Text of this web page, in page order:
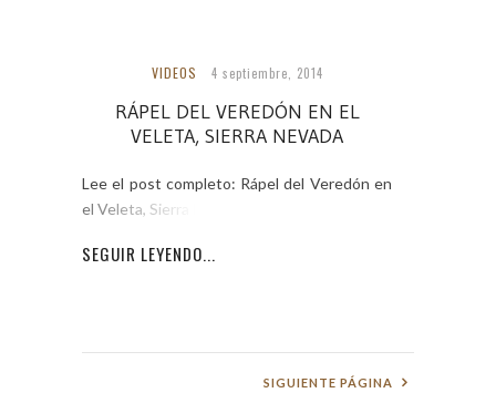
VIDEOS 4 septiembre, 2014
RÁPEL DEL VEREDÓN EN EL
VELETA, SIERRA NEVADA
Lee el post completo: Rápel del Veredón en
el Veleta, Sierra Nevada
SEGUIR LEYENDO...
SIGUIENTE PÁGINA